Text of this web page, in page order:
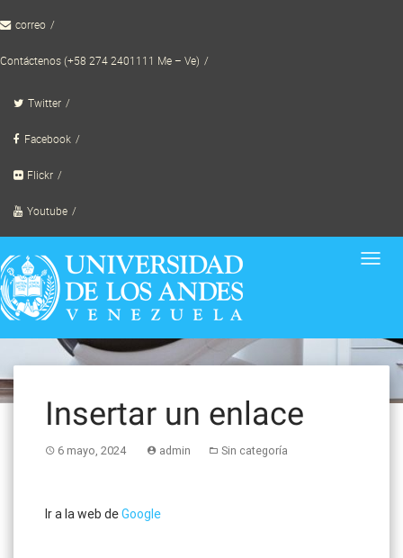
to correo
Contáctenos (+58 274 2401111 Me – Ve)
Twitter
Facebook
Flickr
Youtube
Insertar un enlace
6 mayo, 2024 admin Sin categoría
Ir a la web deGoogle